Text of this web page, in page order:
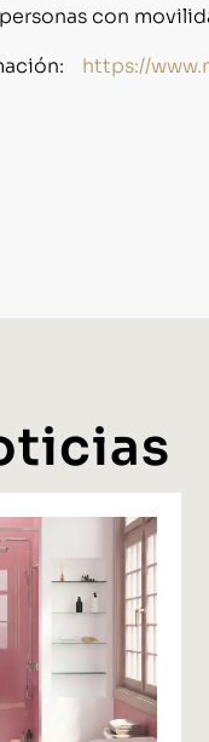
con
https://